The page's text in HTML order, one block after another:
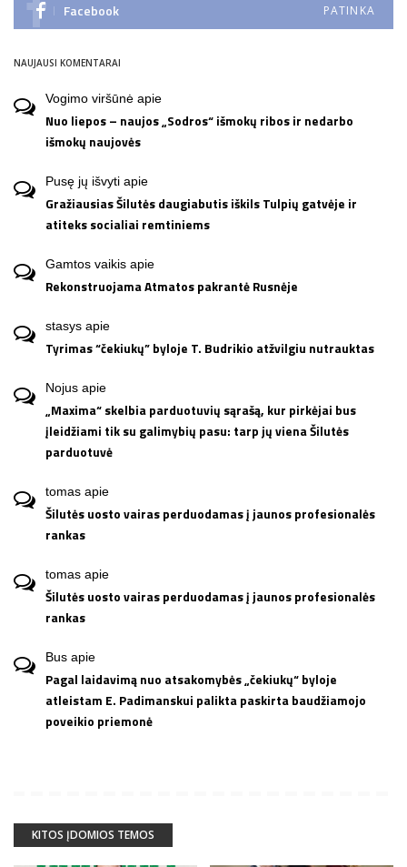
Facebook PATINKA
NAUJAUSI KOMENTARAI
Vogimo viršūnė apie
Nuo liepos – naujos „Sodros“ išmokų ribos ir nedarbo
išmokų naujovės
Pusę jų išvyti apie
Gražiausias Šilutės daugiabutis iškils Tulpių gatvėje ir
atiteks socialiai remtiniems
Gamtos vaikis apie
Rekonstruojama Atmatos pakrantė Rusnėje
stasys apie
Tyrimas “čekiukų” byloje T. Budrikio atžvilgiu nutrauktas
Nojus apie
„Maxima“ skelbia parduotuvių sąrašą, kur pirkėjai bus
įleidžiami tik su galimybių pasu: tarp jų viena Šilutės
parduotuvė
tomas apie
Šilutės uosto vairas perduodamas į jaunos profesionalės
rankas
tomas apie
Šilutės uosto vairas perduodamas į jaunos profesionalės
rankas
Bus apie
Pagal laidavimą nuo atsakomybės „čekiukų“ byloje
atleistam E. Padimanskui palikta paskirta baudžiamojo
poveikio priemonė
KITOS ĮDOMIOS TEMOS